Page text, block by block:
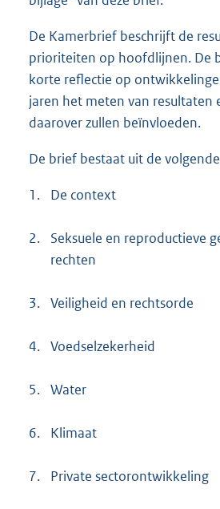
De Kamerbrief beschrijft de
prioriteiten op hoofdlijnen. De
korte reflectie op
jaren het meten van resultaten
daarover zullen beïnvloeden.
De brief bestaat uit de
1. De context
2.
Seksuele en reproductieve
rechten
3. Veiligheid en rechtsorde
4. Voedselzekerheid
5. Water
6. Klimaat
7. Private sectorontwikkeling